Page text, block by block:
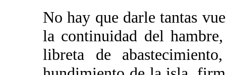
No hay que darle tantas
la continuidad del
libreta de